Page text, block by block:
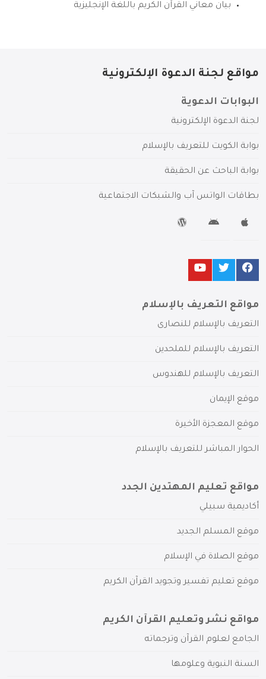
بيان معاني القرآن الكريم باللغة الإنجليزية
مواقع لجنة الدعوة الإلكترونية
البوابات الدعوية
لجنة الدعوة الإلكترونية
بوابة الكويت للتعريف بالإسلام
بوابة الباحث عن الحقيقة
بطاقات الواتس آب والشبكات الاجتماعية
مواقع التعريف بالإسلام
التعريف بالإسلام للنصارى
التعريف بالإسلام للملحدين
التعريف بالإسلام للهندوس
موقع الإيمان
موقع المعجزة الأخيرة
الحوار المباشر للتعريف بالإسلام
مواقع تعليم المهتدين الجدد
أكاديمية سبيلي
موقع المسلم الجديد
موقع الصلاة في الإسلام
موقع تعليم تفسير وتجويد القرآن الكريم
مواقع نشر وتعليم القرآن الكريم
الجامع لعلوم القرآن وترجماته
السنة النبوية وعلومها